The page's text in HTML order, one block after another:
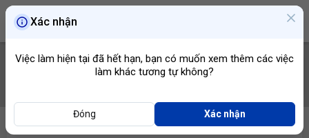
Xác nhận
Việc làm hiện tại đã hết hạn, bạn có muốn xem thêm các việc
làm khác tương tự không?
Đóng Xác nhận